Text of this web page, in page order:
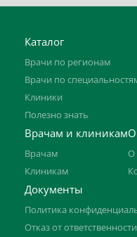
Каталог
Врачи по регионам
Врачи по
Клиники
Полезно знать
Врачам и клиникам
Врачам
Клиникам
О
О
Документы
Политика
Отказ от ответственности